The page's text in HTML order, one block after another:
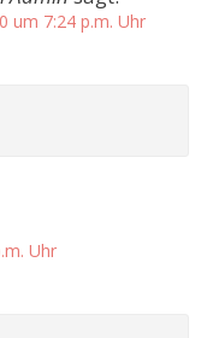
um 7:24 p.m. Uhr
Uhr